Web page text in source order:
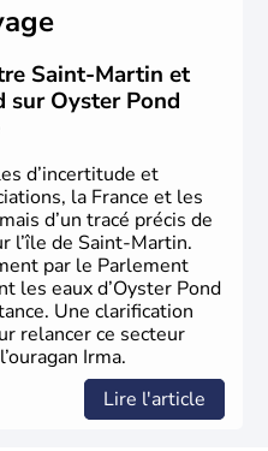
Le pays est
Alexander.depuis le 30
Saint-Martin et
sur Oyster Pond
d’incertitude et
la France et les
d’un tracé précis de
l’île de Saint-Martin.
par le Parlement
les eaux d’Oyster Pond
Une clarification
relancer ce secteur
Irma.
Lire l'article